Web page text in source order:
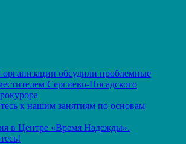
обсудили проблемные
Сергиево-Посадского
к нашим занятиям по основам
в Центре «Время Надежды».